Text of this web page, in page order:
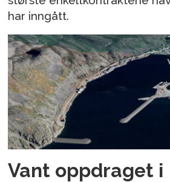
har inngått.
Vant oppdraget i